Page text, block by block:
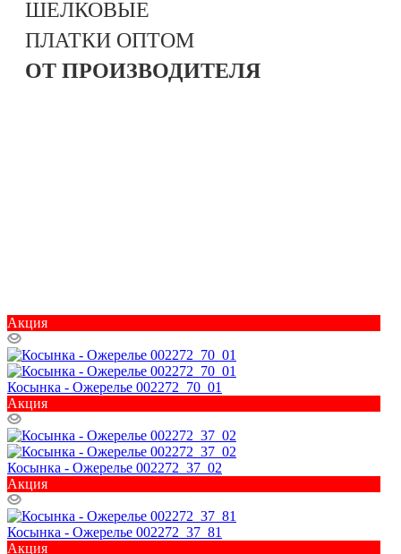
ШЕЛКОВЫЕ
ПЛАТКИ ОПТОМ
ОТ ПРОИЗВОДИТЕЛЯ
Акция
Косынка - Ожерелье 002272_70_01
Акция
Косынка - Ожерелье 002272_37_02
Акция
Косынка - Ожерелье 002272_37_81
Акция